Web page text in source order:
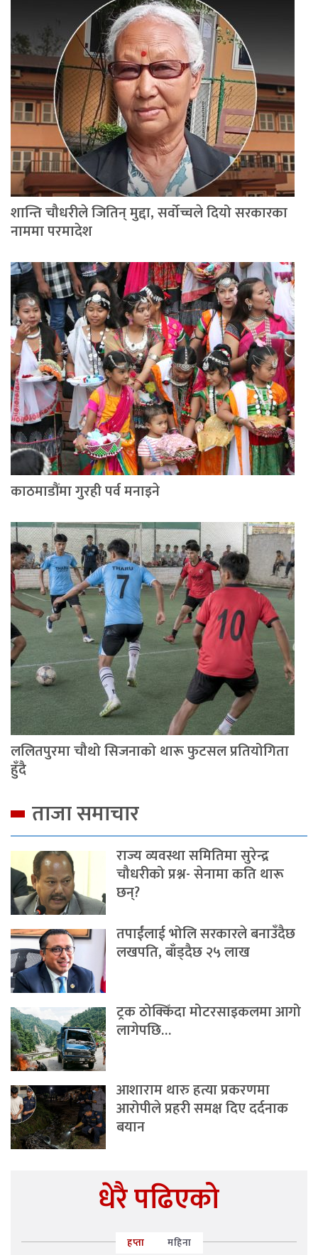
शान्ति चौधरीले जितिन् मुद्दा, सर्वोच्चले दियो सरकारका
नाममा परमादेश
काठमाडौंमा गुरही पर्व मनाइने
ललितपुरमा चौथो सिजनाको थारू फुटसल प्रतियोगिता
हुँदै
ताजा समाचार
राज्य व्यवस्था समितिमा सुरेन्द्र
चौधरीको प्रश्न- सेनामा कति थारू
छन्?
तपाईंलाई भोलि सरकारले बनाउँदैछ
लखपति, बाँड्दैछ २५ लाख
ट्रक ठोक्किँदा मोटरसाइकलमा आगो
लागेपछि…
आशाराम थारु हत्या प्रकरणमा
आरोपीले प्रहरी समक्ष दिए दर्दनाक
बयान
धेरै पढिएको
हप्ता महिना